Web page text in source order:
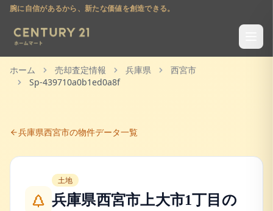
腕に自信があるから、新たな価値を創造できる。
ホーム 売却査定情報 兵庫県
西宮市
Sp-439710a0b1ed0a8f
兵庫県西宮市の物件データ一覧
土地
兵庫県西宮市上大市1丁目 の